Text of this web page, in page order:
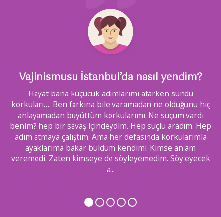
Vajinismusu İstanbul’da nasıl yendim?
Hayat bana küçücük adımlarımı atarken sundu
korkuları…. Ben farkına bile varamadan ne olduğunu hiç
anlayamadan büyüttüm korkularımı. Ne suçum vardı
benim? hep bir savaş içindeydim. Hep suçlu aradım. Hep
adım atmaya çalıştım. Ama her defasında korkularımla
ayaklarıma bakar buldum kendimi. Kimse anlam
veremedi. Zaten kimseye de söyleyemedim. Söyleyecek
a...